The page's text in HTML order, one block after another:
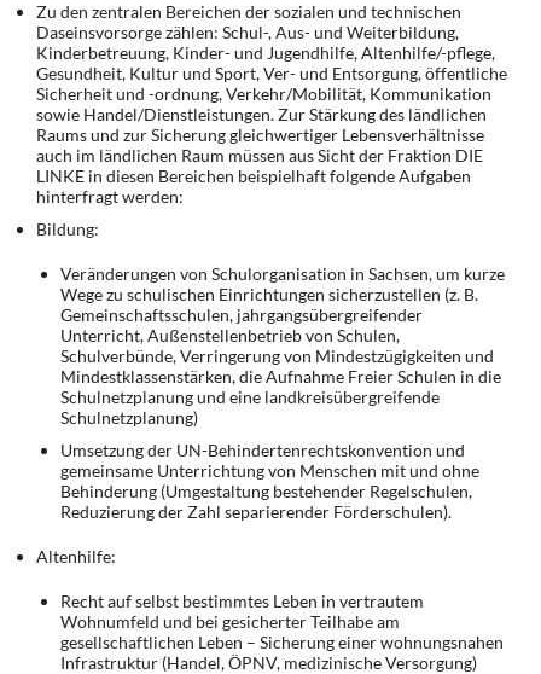
Zu den zentralen Bereichen der sozialen und technischen
Daseinsvorsorge zählen: Schul-, Aus- und Weiterbildung,
Kinderbetreuung, Kinder- und Jugendhilfe, Altenhilfe/-pflege,
Gesundheit, Kultur und Sport, Ver- und Entsorgung, öffentliche
Sicherheit und -ordnung, Verkehr/Mobilität, Kommunikation
sowie Handel/Dienstleistungen. Zur Stärkung des ländlichen
Raums und zur Sicherung gleichwertiger Lebensverhältnisse
auch im ländlichen Raum müssen aus Sicht der Fraktion DIE
LINKE in diesen Bereichen beispielhaft folgende Aufgaben
hinterfragt werden:
Bildung:
Veränderungen von Schulorganisation in Sachsen, um kurze
Wege zu schulischen Einrichtungen sicherzustellen (z. B.
Gemeinschaftsschulen, jahrgangsübergreifender
Unterricht, Außenstellenbetrieb von Schulen,
Schulverbünde, Verringerung von Mindestzügigkeiten und
Mindestklassenstärken, die Aufnahme Freier Schulen in die
Schulnetzplanung und eine landkreisübergreifende
Schulnetzplanung)
Umsetzung der UN-Behindertenrechtskonvention und
gemeinsame Unterrichtung von Menschen mit und ohne
Behinderung (Umgestaltung bestehender Regelschulen,
Reduzierung der Zahl separierender Förderschulen).
Altenhilfe:
Recht auf selbst bestimmtes Leben in vertrautem
Wohnumfeld und bei gesicherter Teilhabe am
gesellschaftlichen Leben – Sicherung einer wohnungsnahen
Infrastruktur (Handel, ÖPNV, medizinische Versorgung)